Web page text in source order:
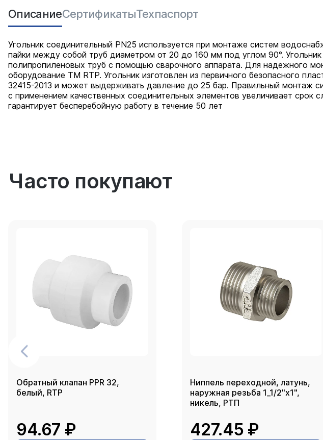
ОписаниеСертификатыТехпаспорт
Угольник соединительный PN25 используется при монтаже систем
пайки между собой труб диаметром от 20 до 160 мм под углом 90°.
полипропиленовых труб с помощью сварочного аппарата. Для надежного
оборудование ТМ RTP. Угольник изготовлен из первичного безопасного
32415-2013 и может выдерживать давление до 25 бар. Правильный монтаж
с применением качественных соединительных элементов увеличивает срок
гарантирует бесперебойную работу в течение 50 лет
Часто покупают
Обратный клапан PPR 32,
белый, RTP
94.67 ₽
Ниппель переходной, латунь,
наружная резьба 1_1/2"х1",
никель, РТП
427.45 ₽